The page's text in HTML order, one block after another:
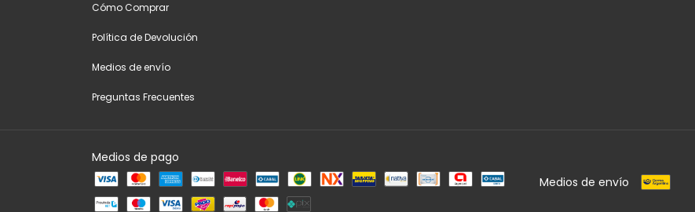
Cómo Comprar
Política de Devolución
Medios de envío
Preguntas Frecuentes
Medios de pago
Medios de envío